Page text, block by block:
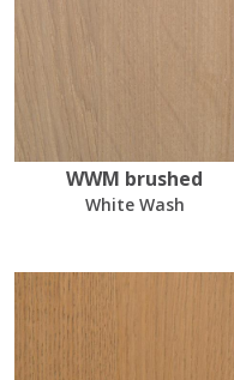
WWM brushed
White Wash